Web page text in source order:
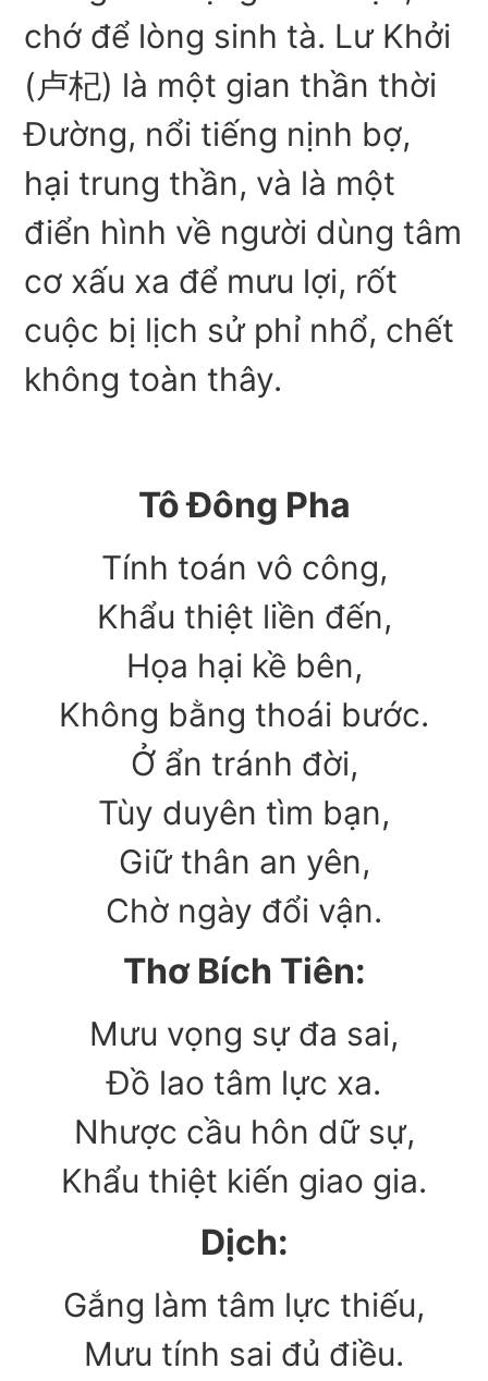
chớ để lòng sinh tà. Lư Khởi
(卢杞) là một gian thần thời
Đường, nổi tiếng nịnh bợ,
hại trung thần, và là một
điển hình về người dùng tâm
cơ xấu xa để mưu lợi, rốt
cuộc bị lịch sử phỉ nhổ, chết
không toàn thây.
Tô Đông Pha
Tính toán vô công,
Khẩu thiệt liền đến,
Họa hại kề bên,
Không bằng thoái bước.
Ở ẩn tránh đời,
Tùy duyên tìm bạn,
Giữ thân an yên,
Chờ ngày đổi vận.
Thơ Bích Tiên:
Mưu vọng sự đa sai,
Đồ lao tâm lực xa.
Nhược cầu hôn dữ sự,
Khẩu thiệt kiến giao gia.
Dịch:
Gắng làm tâm lực thiếu,
Mưu tính sai đủ điều.